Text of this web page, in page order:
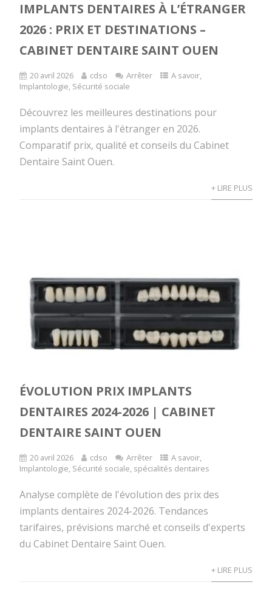
IMPLANTS DENTAIRES À L’ÉTRANGER
2026 : PRIX ET DESTINATIONS –
CABINET DENTAIRE SAINT OUEN
20 avril 2026 cdso Arrêter A savoir,
Implantologie, Sécurité sociale
Découvrez les meilleures destinations pour
implants dentaires à l'étranger en 2026.
Comparatif prix, qualité et conseils du Cabinet
Dentaire Saint Ouen.
+ LIRE PLUS
ÉVOLUTION PRIX IMPLANTS
DENTAIRES 2024-2026 | CABINET
DENTAIRE SAINT OUEN
20 avril 2026 cdso Arrêter A savoir,
Implantologie, Sécurité sociale, spécialités dentaires
Analyse complète de l'évolution des prix des
implants dentaires 2024-2026. Tendances
tarifaires, prévisions marché et conseils d'experts
du Cabinet Dentaire Saint Ouen.
+ LIRE PLUS